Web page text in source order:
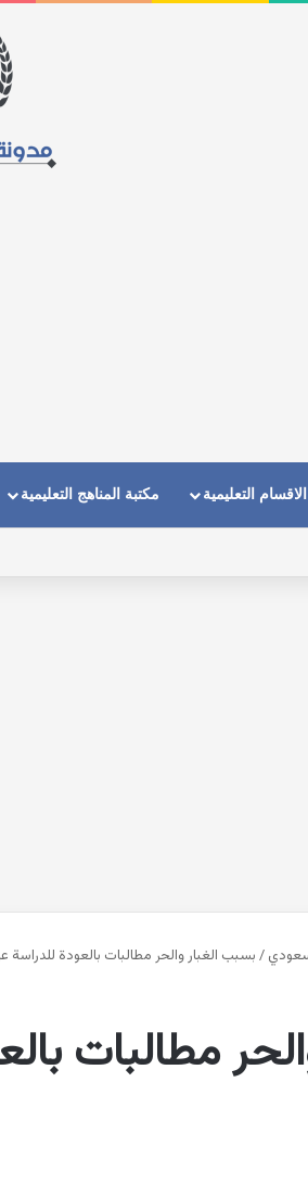
الاقسام التعليمية مكتبة المناهج التعليمية
عند استخدام السماعات عندما يكون الصوت بعيد
/بسبب الغبار والحر مطالبات بالعودة للدراسة
مطالبات